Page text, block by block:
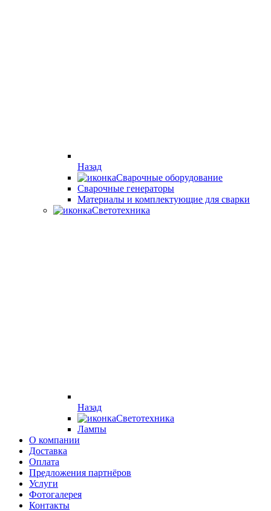
Назад
Сварочные оборудование
Cварочные генераторы
Материалы и комплектующие для сварки
Светотехника
Назад
Светотехника
Лампы
О компании
Доставка
Оплата
Предложения партнёров
Услуги
Фотогалерея
Контакты